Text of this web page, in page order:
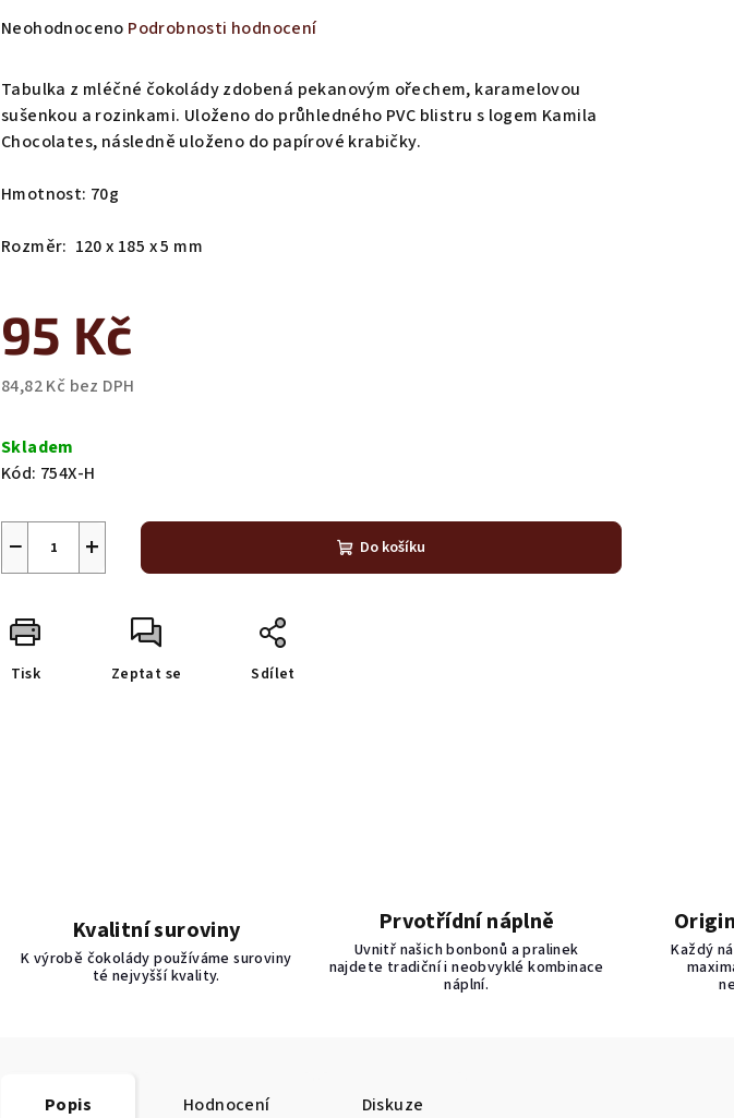
Průměrné
produktu
0,0
5
Neohodnoceno Podrobnosti hodnocení
Tabulka z mléčné čokolády zdobená pekanovým ořechem, karamelovou
sušenkou a rozinkami. Uloženo do průhledného PVC blistru s logem Kamila
Chocolates, následně uloženo do papírové krabičky.
Hmotnost: 70g
Rozměr: 120 x 185 x 5 mm
95 Kč
84,82 Kč bez DPH
cena:
Skladem
Kód: 754X-H
+
− Do košíku
Tisk Zeptat se Sdílet
Kvalitní suroviny
K výrobě čokolády používáme suroviny
té nejvyšší kvality.
Prvotřídní náplně
Uvnitř našich bonbonů a pralinek
najdete tradiční i neobvyklé kombinace
náplní.
Každý
Popis Hodnocení Diskuze